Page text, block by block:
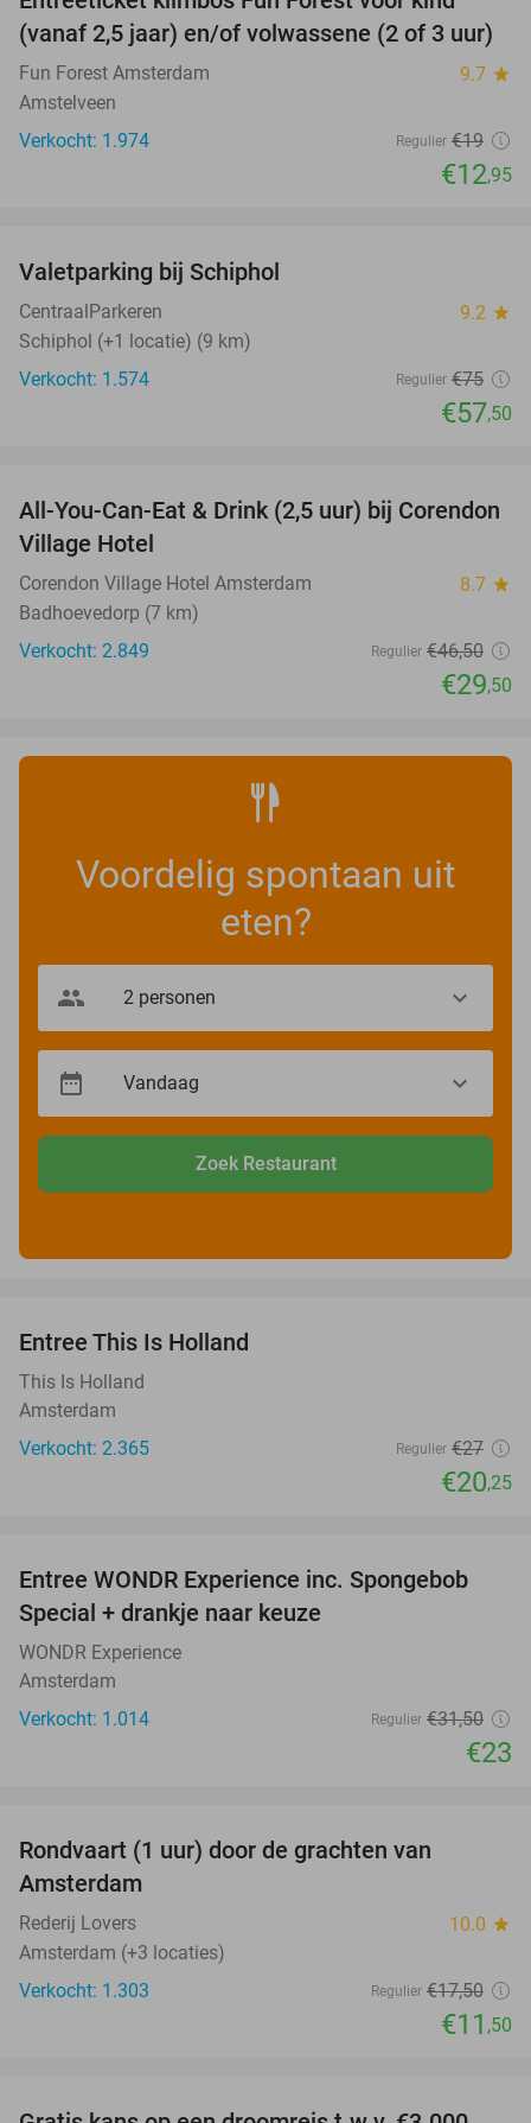
(vanaf 2,5 jaar) en/of volwassene (2 of 3 uur)
Fun Forest Amsterdam 9.7 star
Amstelveen
Verkocht: 1.974
Regulier €19
€12,95
Valetparking bij Schiphol
CentraalParkeren 9.2 star
Schiphol (+1 locatie) (9 km)
Verkocht: 1.574
Regulier €75
€57,50
37%
All-You-Can-Eat & Drink (2,5 uur) bij Corendon
Village Hotel
Corendon Village Hotel Amsterdam 8.7 star
Badhoevedorp (7 km)
Verkocht: 2.849
Regulier €46,50
€29,50
Voordelig spontaan uit
eten?
Zoek Restaurant
Entree This Is Holland
This Is Holland
Amsterdam
Verkocht: 2.365
Regulier €27
€20,25
27%
Entree WONDR Experience inc. Spongebob
Special + drankje naar keuze
WONDR Experience
Amsterdam
Verkocht: 1.014
Regulier €31,50
€23
Rondvaart (1 uur) door de grachten van
Amsterdam
Rederij Lovers 10.0 star
Amsterdam (+3 locaties)
Verkocht: 1.303
Regulier €17,50
€11 ,50